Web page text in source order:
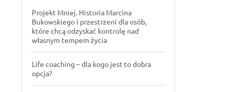
Projekt Mniej. Historia Marcina
Bukowskiego i przestrzeni dla osób,
które chcą odzyskać kontrolę nad
własnym tempem życia
Life coaching – dla kogo jest to dobra
opcja?